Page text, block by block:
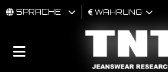
MÄNNER
SPRACHE WÄHRUNG